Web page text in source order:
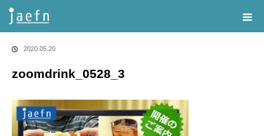
告知・記事一覧
2020.05.20
zoomdrink_0528_3